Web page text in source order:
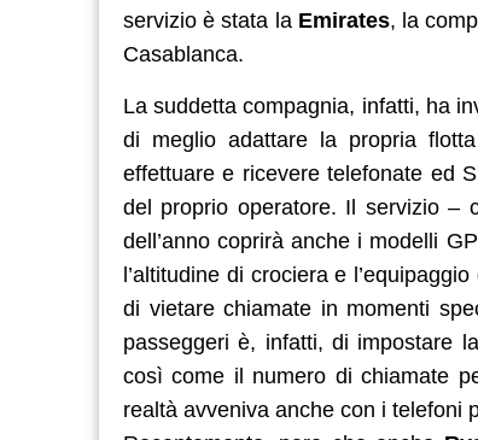
servizio è stata la Emirates, la
Casablanca.
La suddetta compagnia, infatti, ha
di meglio adattare la propria
effettuare e ricevere telefonate ed
del proprio operatore. Il servizio –
dell’anno coprirà anche i modelli
l’altitudine di crociera e
di vietare chiamate in momenti
passeggeri è, infatti, di impostare
così come il numero di chiamate
realtà avveniva anche con i telefoni